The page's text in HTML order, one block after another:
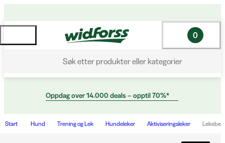
Søk etter produkter eller kategorier
0
Oppdag over 14.000 deals – opptil 70%*
Start Hund Trening og Lek Hundeleker Aktiviseringsleker